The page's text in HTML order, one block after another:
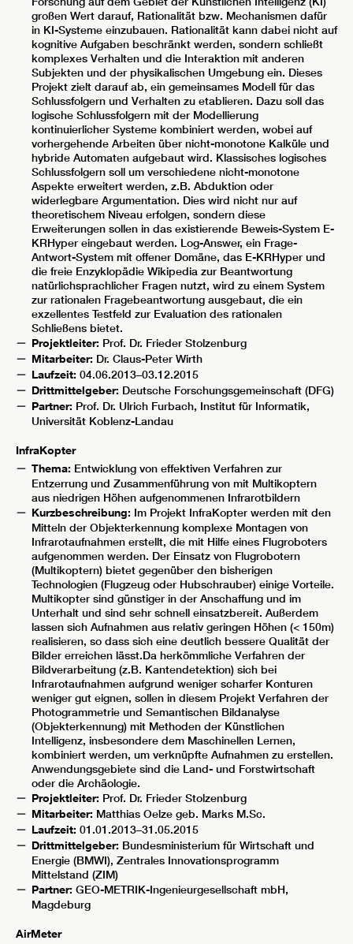
großen Wert darauf, Rationalität bzw. Mechanismen dafür
in KI-Systeme einzubauen. Rationalität kann dabei nicht auf
kognitive Aufgaben beschränkt werden, sondern schließt
komplexes Verhalten und die Interaktion mit anderen
Subjekten und der physikalischen Umgebung ein. Dieses
Projekt zielt darauf ab, ein gemeinsames Modell für das
Schlussfolgern und Verhalten zu etablieren. Dazu soll das
logische Schlussfolgern mit der Modellierung
kontinuierlicher Systeme kombiniert werden, wobei auf
vorhergehende Arbeiten über nicht-monotone Kalküle und
hybride Automaten aufgebaut wird. Klassisches logisches
Schlussfolgern soll um verschiedene nicht-monotone
Aspekte erweitert werden, z.B. Abduktion oder
widerlegbare Argumentation. Dies wird nicht nur auf
theoretischem Niveau erfolgen, sondern diese
Erweiterungen sollen in das existierende Beweis-System E-
KRHyper eingebaut werden. Log-Answer, ein Frage-
Antwort-System mit offener Domäne, das E-KRHyper und
die freie Enzyklopädie Wikipedia zur Beantwortung
natürlichsprachlicher Fragen nutzt, wird zu einem System
zur rationalen Fragebeantwortung ausgebaut, die ein
exzellentes Testfeld zur Evaluation des rationalen
Schließens bietet.
Projektleiter: Prof. Dr. Frieder Stolzenburg
Mitarbeiter: Dr. Claus-Peter Wirth
Laufzeit: 04.06.2013–03.12.2015
Drittmittelgeber: Deutsche Forschungsgemeinschaft (DFG)
Partner: Prof. Dr. Ulrich Furbach, Institut für Informatik,
Universität Koblenz-Landau
InfraKopter
Thema: Entwicklung von effektiven Verfahren zur
Entzerrung und Zusammenführung von mit Multikoptern
aus niedrigen Höhen aufgenommenen Infrarotbildern
Kurzbeschreibung: Im Projekt InfraKopter werden mit den
Mitteln der Objekterkennung komplexe Montagen von
Infrarotaufnahmen erstellt, die mit Hilfe eines Flugroboters
aufgenommen werden. Der Einsatz von Flugrobotern
(Multikoptern) bietet gegenüber den bisherigen
Technologien (Flugzeug oder Hubschrauber) einige Vorteile.
Multikopter sind günstiger in der Anschaffung und im
Unterhalt und sind sehr schnell einsatzbereit. Außerdem
lassen sich Aufnahmen aus relativ geringen Höhen (< 150m)
realisieren, so dass sich eine deutlich bessere Qualität der
Bilder erreichen lässt.Da herkömmliche Verfahren der
Bildverarbeitung (z.B. Kantendetektion) sich bei
Infrarotaufnahmen aufgrund weniger scharfer Konturen
weniger gut eignen, sollen in diesem Projekt Verfahren der
Photogrammetrie und Semantischen Bildanalyse
(Objekterkennung) mit Methoden der Künstlichen
Intelligenz, insbesondere dem Maschinellen Lernen,
kombiniert werden, um verknüpfte Aufnahmen zu erstellen.
Anwendungsgebiete sind die Land- und Forstwirtschaft
oder die Archäologie.
Projektleiter: Prof. Dr. Frieder Stolzenburg
Mitarbeiter: Matthias Oelze geb. Marks M.Sc.
Laufzeit: 01.01.2013–31.05.2015
Drittmittelgeber: Bundesministerium für Wirtschaft und
Energie (BMWI), Zentrales Innovationsprogramm
Mittelstand (ZIM)
Partner: GEO-METRIK-Ingenieurgesellschaft mbH,
Magdeburg
AirMeter